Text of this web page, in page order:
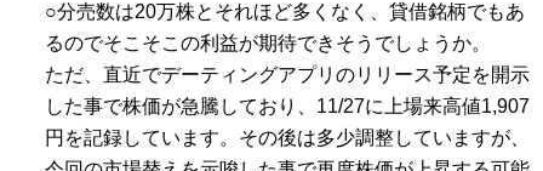
○分売数は20万株とそれほど多くなく、貸借銘柄でもあ
るのでそこそこの利益が期待できそうでしょうか。
ただ、直近でデーティングアプリのリリース予定を開示
した事で株価が急騰しており、11/27に上場来高値1,907
円を記録しています。その後は多少調整していますが、